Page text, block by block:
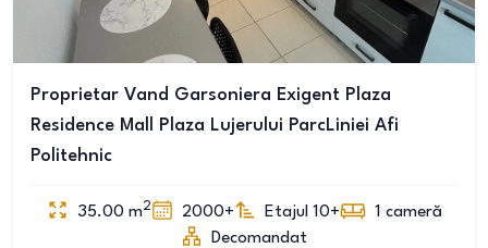
Proprietar Vand Garsoniera Exigent Plaza
Residence Mall Plaza Lujerului ParcLiniei Afi
Politehnic
35.00 m2 2000+ Etajul 10+ 1 cameră
Decomandat